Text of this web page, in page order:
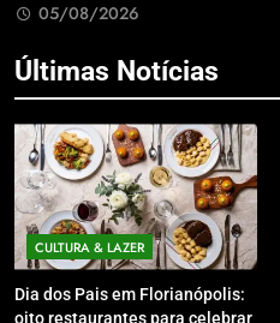
2026
Últimas Notícias
CULTURA & LAZER
Dia dos Pais em Florianópolis:
oito restaurantes para celebrar